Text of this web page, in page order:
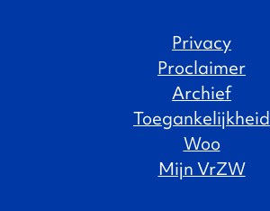
Privacy
Proclaimer
Archief
Toegankelijkheid
Woo
Mijn VrZW